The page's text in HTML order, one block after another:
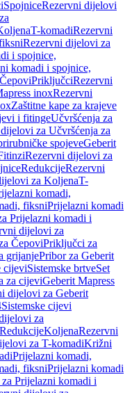
SpojniceRezervni dijelovi
T-komadiRezervni
Rezervni dijelovi za
i spojnice,
komadi i spojnice,
PriključciRezervni
inoxRezervni
Zaštitne kape za krajeve
i fitingeUčvršćenja za
za Učvršćenja za
spojeveGeberit
Rezervni dijelovi za
RedukcijeRezervni
za KoljenaT-
komadi,
fiksniPrijelazni komadi
Prijelazni komadi i
dijelovi za
ČepoviPriključci za
grijanjePribor za Geberit
cijeviSistemske brtveSet
za cijeviGeberit Mapress
dijelovi za Geberit
Sistemske cijevi
za
KoljenaRezervni
za T-komadiKrižni
Prijelazni komadi,
fiksniPrijelazni komadi
Prijelazni komadi i